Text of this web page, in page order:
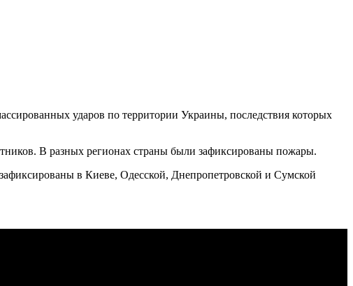
ударов по территории Украины, последствия которых
В разных регионах страны были зафиксированы пожары.
в Киеве, Одесской, Днепропетровской и Сумской